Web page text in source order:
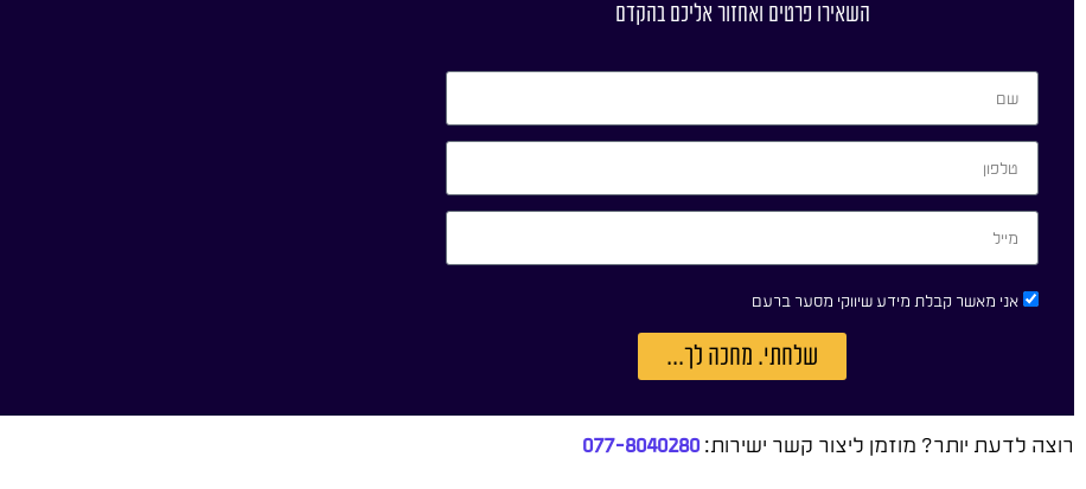
השאירו פרטים ואחזור אליכם בהקדם
אני מאשר קבלת מידע שיווקי מסער ברעם
שלחתי. מחכה לך...
רוצה לדעת יותר? מוזמן ליצור קשר ישירות:077-8040280